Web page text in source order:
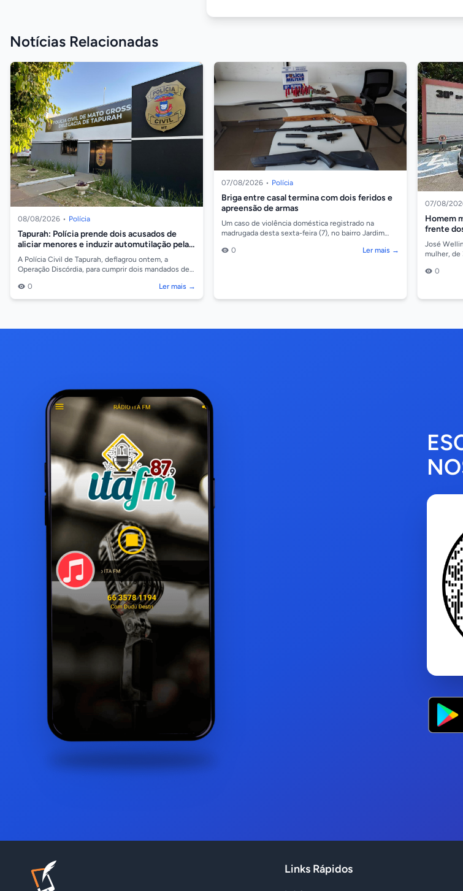
Notícias Relacionadas
08/08/2026 • Polícia
Tapurah: Polícia prende dois acusados de
aliciar menores e induzir automutilação pela
internet
A Polícia Civil de Tapurah, deflagrou ontem, a
Operação Discórdia, para cumprir dois mandados de
2... 0 Ler mais →
07/08/2026 • Polícia
Briga entre casal termina com dois feridos e
apreensão de armas
Um caso de violência doméstica registrado na
madrugada desta sexta-feira (7), no bairro Jardim
homem de 29...
0 Ler mais →
07/08/
Homem
frente
José
mulher, de
0
Links Rápidos